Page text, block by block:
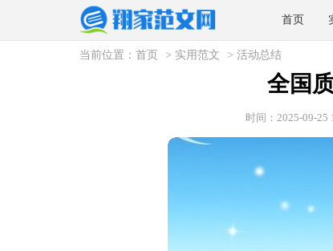
首页
当前位置： 首页 > 实用范文 > 活动总结
全国
时间：2025-09-25